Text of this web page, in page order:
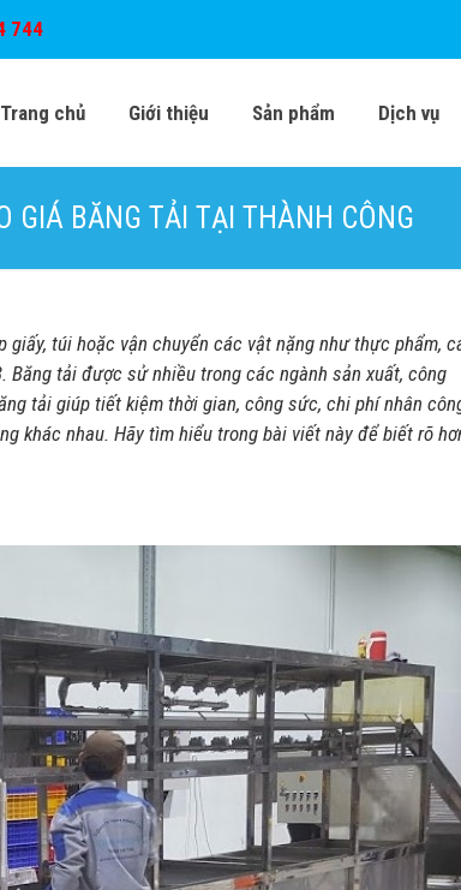
744
Trang chủ Giới thiệu Sản phẩm Dịch vụ
GIÁ BĂNG TẢI TẠI THÀNH CÔNG
túi hoặc vận chuyển các vật nặng như thực phẩm,
tải được sử nhiều trong các ngành sản xuất, công
tải giúp tiết kiệm thời gian, công sức, chi phí nhân
khác nhau. Hãy tìm hiểu trong bài viết này để biết rõ